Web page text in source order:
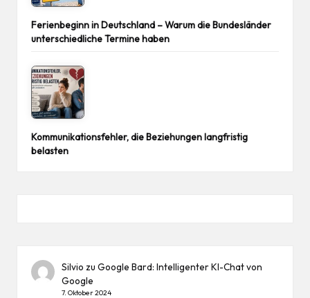
Ferienbeginn in Deutschland – Warum die Bundesländer
unterschiedliche Termine haben
Kommunikationsfehler, die Beziehungen langfristig
belasten
Silvio zuGoogle Bard: Intelligenter KI-Chat von
Google
7. Oktober 2024